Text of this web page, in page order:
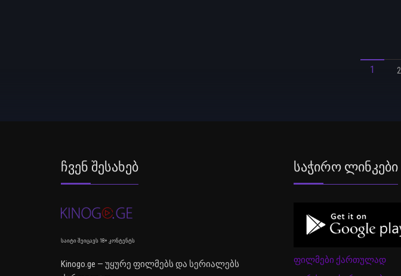
1 2
Ჩვენ Შესახებ
საიტი შეიცავს 18+ კონტენტს
Kinogo.ge — უყურე ფილმებს და სერიალებს
Საჭირო Ლინკები
ფილმები ქართულად